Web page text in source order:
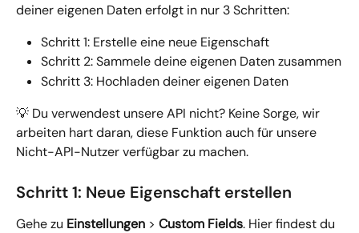
deiner eigenen Daten erfolgt in nur 3 Schritten:
Schritt 1: Erstelle eine neue Eigenschaft
Schritt 2: Sammele deine eigenen Daten zusammen
Schritt 3: Hochladen deiner eigenen Daten
💡 Du verwendest unsere API nicht? Keine Sorge, wir
arbeiten hart daran, diese Funktion auch für unsere
Nicht-API-Nutzer verfügbar zu machen.
Schritt 1: Neue Eigenschaft erstellen
Gehe zu Einstellungen > Custom Fields. Hier findest du